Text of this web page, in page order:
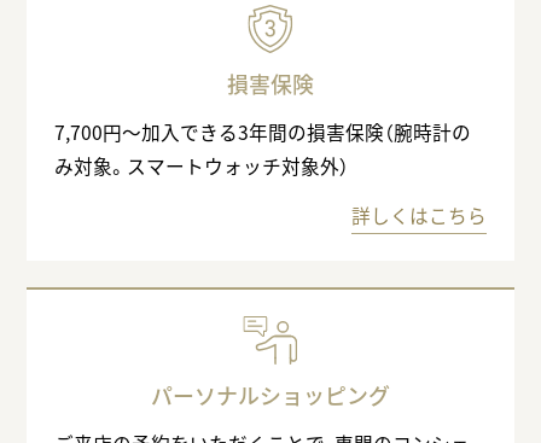
損害保険
7,700円〜加入できる3年間の損害保険（腕時計の
み対象。スマートウォッチ対象外）
詳しくはこちら
パーソナルショッピング